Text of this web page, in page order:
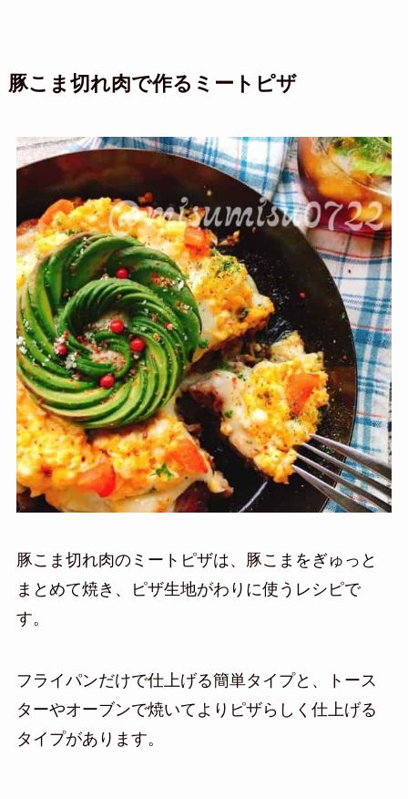
豚こま切れ肉で作るミートピザ
豚こま切れ肉のミートピザは、豚こまをぎゅっと
まとめて焼き、ピザ生地がわりに使うレシピで
す。
フライパンだけで仕上げる簡単タイプと、トース
ターやオーブンで焼いてよりピザらしく仕上げる
タイプがあります。